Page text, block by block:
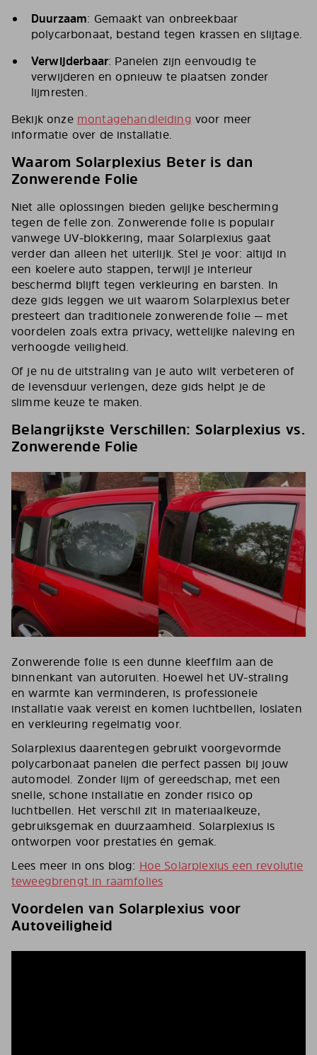
Duurzaam: Gemaakt van onbreekbaar
polycarbonaat, bestand tegen krassen en slijtage.
Verwijderbaar: Panelen zijn eenvoudig te
verwijderen en opnieuw te plaatsen zonder
lijmresten.
Bekijk onze montagehandleiding voor meer
informatie over de installatie.
Waarom Solarplexius Beter is dan
Zonwerende Folie
Niet alle oplossingen bieden gelijke bescherming
tegen de felle zon. Zonwerende folie is populair
vanwege UV-blokkering, maar Solarplexius gaat
verder dan alleen het uiterlijk. Stel je voor: altijd in
een koelere auto stappen, terwijl je interieur
beschermd blijft tegen verkleuring en barsten. In
deze gids leggen we uit waarom Solarplexius beter
presteert dan traditionele zonwerende folie — met
voordelen zoals extra privacy, wettelijke naleving en
verhoogde veiligheid.
Of je nu de uitstraling van je auto wilt verbeteren of
de levensduur verlengen, deze gids helpt je de
slimme keuze te maken.
Belangrijkste Verschillen: Solarplexius vs.
Zonwerende Folie
Zonwerende folie is een dunne kleeffilm aan de
binnenkant van autoruiten. Hoewel het UV-straling
en warmte kan verminderen, is professionele
installatie vaak vereist en komen luchtbellen, loslaten
en verkleuring regelmatig voor.
Solarplexius daarentegen gebruikt voorgevormde
polycarbonaat panelen die perfect passen bij jouw
automodel. Zonder lijm of gereedschap, met een
snelle, schone installatie en zonder risico op
luchtbellen. Het verschil zit in materiaalkeuze,
gebruiksgemak en duurzaamheid. Solarplexius is
ontworpen voor prestaties én gemak.
Lees meer in ons blog: Hoe Solarplexius een revolutie
teweegbrengt in raamfolies
Voordelen van Solarplexius voor
Autoveiligheid